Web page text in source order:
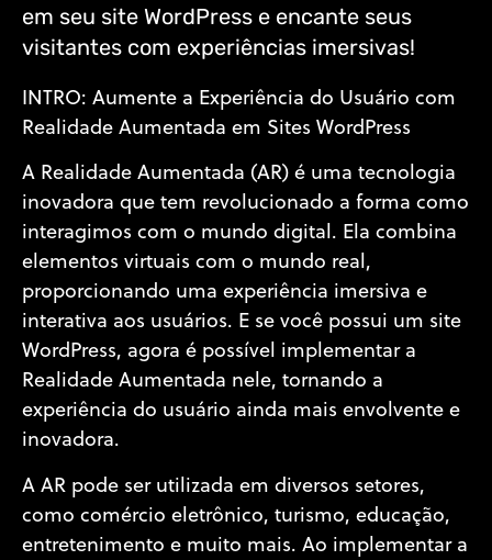
em seu site WordPress e encante seus
visitantes com experiências imersivas!
INTRO: Aumente a Experiência do Usuário com
Realidade Aumentada em Sites WordPress
A Realidade Aumentada (AR) é uma tecnologia
inovadora que tem revolucionado a forma como
interagimos com o mundo digital. Ela combina
elementos virtuais com o mundo real,
proporcionando uma experiência imersiva e
interativa aos usuários. E se você possui um site
WordPress, agora é possível implementar a
Realidade Aumentada nele, tornando a
experiência do usuário ainda mais envolvente e
inovadora.
A AR pode ser utilizada em diversos setores,
como comércio eletrônico, turismo, educação,
entretenimento e muito mais. Ao implementar a